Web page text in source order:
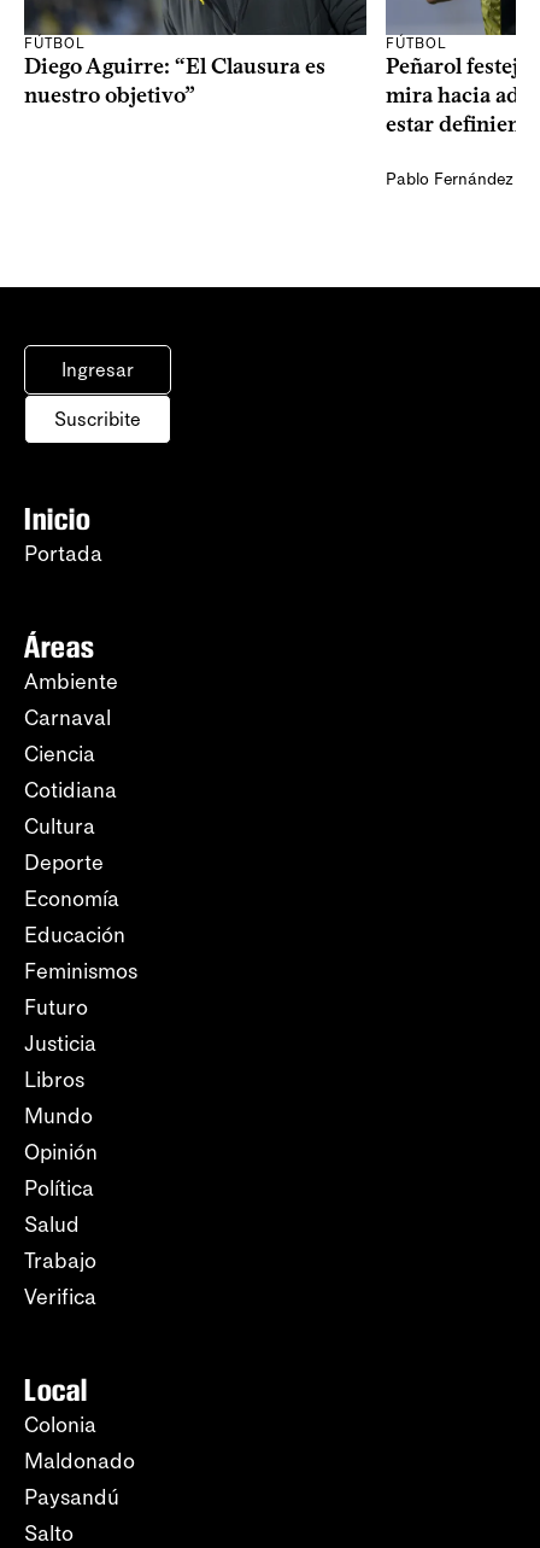
FÚTBOL
Diego Aguirre: “El Clausura es
nuestro objetivo”
FÚTBOL
Peñarol
mira hacia
estar
Pablo Fernández
Ingresar
Suscribite
Inicio
Portada
Áreas
Ambiente
Carnaval
Ciencia
Cotidiana
Cultura
Deporte
Economía
Educación
Feminismos
Futuro
Justicia
Libros
Mundo
Opinión
Política
Salud
Trabajo
Verifica
Local
Colonia
Maldonado
Paysandú
Salto